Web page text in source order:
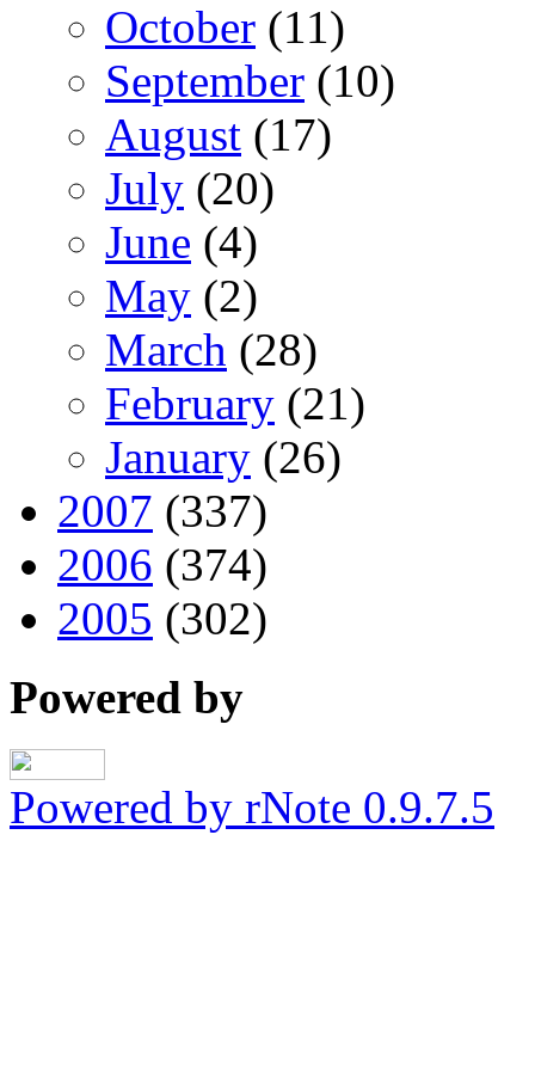
October (11)
September (10)
August (17)
July (20)
June (4)
May (2)
March (28)
February (21)
January (26)
2007 (337)
2006 (374)
2005 (302)
Powered by
Powered by rNote 0.9.7.5